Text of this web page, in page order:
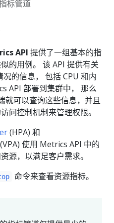
标管道
API 提供了一组基本的指
的用例。 该 API 提供有关
的信息， 包括 CPU 和内
API 部署到集群中， 那么
就可以查询这些信息，并且
问控制机制来管理权限。
(HPA) 和
使用 Metrics API 中的
源，以满足客户需求。
命令来查看资源指标。